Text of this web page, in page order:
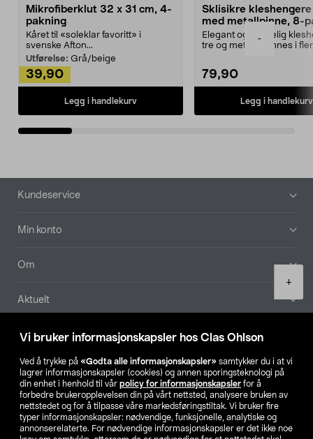
Vi bruker informasjonskapsler hos Clas Ohlson
Ved å trykke på «Godta alle informasjonskapsler» samtykker du i at vi
lagrer informasjonskapsler (cookies) og annen sporingsteknologi på
din enhet i henhold til vår policy for informasjonskapsler for å
forbedre brukeropplevelsen din på vårt nettsted, analysere bruken av
nettstedet og for å tilpasse våre markedsføringstiltak. Vi bruker fire
typer informasjonskapsler: nødvendige, funksjonelle, analytiske og
annonserelaterte. For nødvendige informasjonskapsler er det ikke noe
-
+
Mikrofiberklut 32 x 31 cm, 4-
pakning
Kåret til «soleklar favoritt» i
svenske Afton...
Utførelse: Grå/beige
39,90
Legg i handlekurv
Sklisikre
med metallpinne, 8-
Elegant og skikkelig
tre og metall – finnes i
79,90
Legg i handlekurv
Bunntekst
Kundeservice
Min konto
Om
Aktuelt
Våre selskaper
Finn din butikk
SE NO FI